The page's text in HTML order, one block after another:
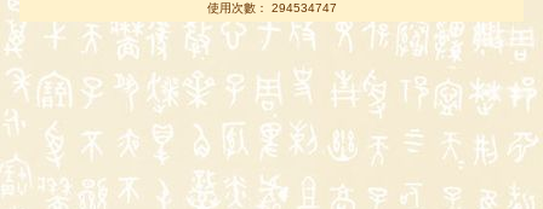
使用次數： 294534747